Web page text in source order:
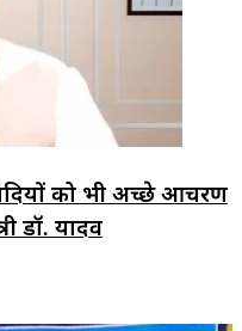
को भी अच्छे आचरण
डॉ. यादव